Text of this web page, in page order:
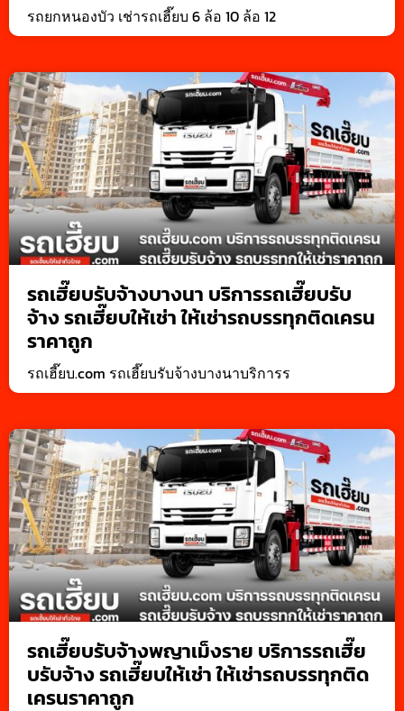
รถยกหนองบัว เช่ารถเฮี๊ยบ 6 ล้อ 10 ล้อ 12
รถเฮี๊ยบรับจ้างบางนา บริการรถเฮี๊ยบรับ
จ้าง รถเฮี๊ยบให้เช่า ให้เช่ารถบรรทุกติดเครน
ราคาถูก
รถเฮี๊ยบ.com รถเฮี๊ยบรับจ้างบางนาบริการร
รถเฮี๊ยบรับจ้างพญาเม็งราย บริการรถเฮี๊ย
บรับจ้าง รถเฮี๊ยบให้เช่า ให้เช่ารถบรรทุกติด
เครนราคาถูก